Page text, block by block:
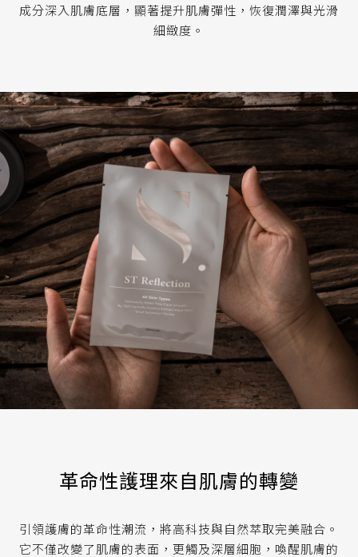
成分深入肌膚底層，顯著提升肌膚彈性，恢復潤澤與光滑
細緻度。
革命性護理來自肌膚的轉變
引領護膚的革命性潮流，將高科技與自然萃取完美融合。
它不僅改變了肌膚的表面，更觸及深層細胞，喚醒肌膚的